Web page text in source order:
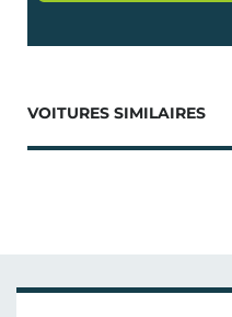
VOITURES SIMILAIRES